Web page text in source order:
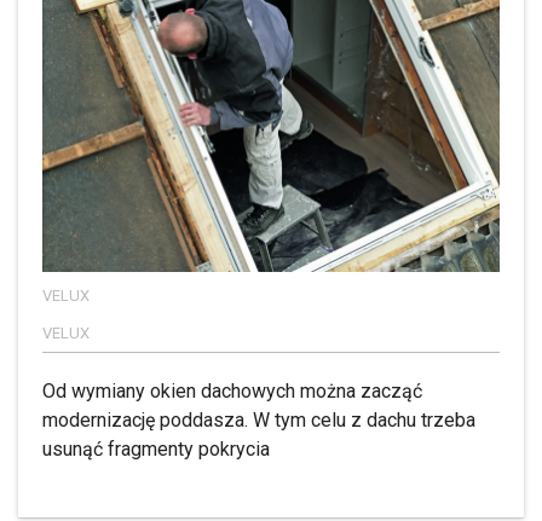
VELUX
VELUX
Od wymiany okien dachowych można zacząć
modernizację poddasza. W tym celu z dachu trzeba
usunąć fragmenty pokrycia